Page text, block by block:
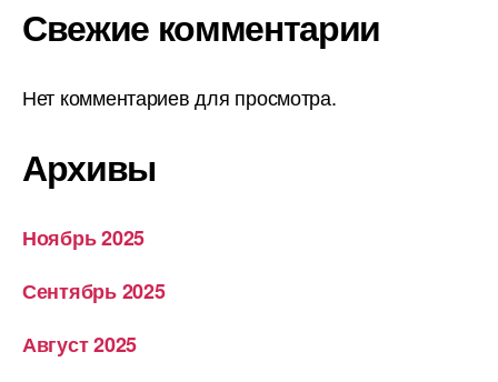
Свежие комментарии
Нет комментариев для просмотра.
Архивы
Ноябрь 2025
Сентябрь 2025
Август 2025